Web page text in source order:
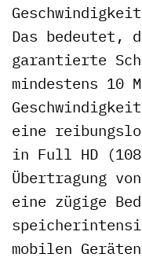
Das bedeutet,
garantierte
mindestens 10
eine
in Full HD
Übertragung
eine zügige
mobilen